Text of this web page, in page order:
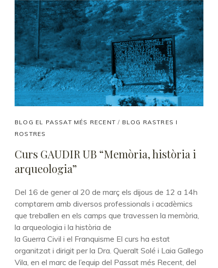
CAT
LINKS
BLOG EL PASSAT MÉS RECENT / BLOG RASTRES I
ROSTRES
Curs GAUDIR UB “Memòria, història i
arqueologia”
Del 16 de gener al 20 de març els dijous de 12 a 14h
comptarem amb diversos professionals i acadèmics
que treballen en els camps que travessen la memòria,
la arqueologia i la història de
la Guerra Civil i el Franquisme El curs ha estat
organitzat i dirigit per la Dra. Queralt Solé i Laia Gallego
Vila, en el marc de l’equip del Passat més Recent, del